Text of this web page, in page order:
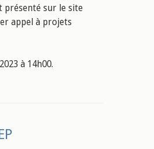
présenté sur le site
appel à projets
à 14h00.